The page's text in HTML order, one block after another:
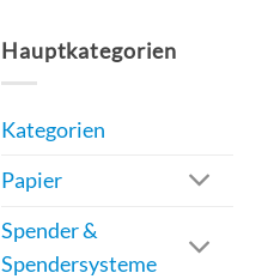
Hauptkategorien
Kategorien
Papier
Spender &
Spendersysteme